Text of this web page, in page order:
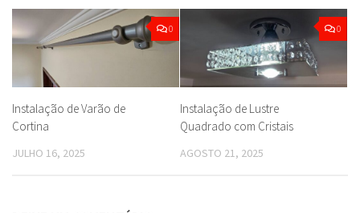
0
Instalação de Varão de
Cortina
JULHO 16, 2025
0
Instalação de Lustre
Quadrado com Cristais
AGOSTO 21, 2025